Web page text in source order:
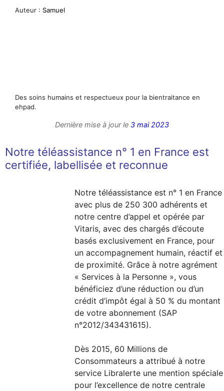
Auteur : Samuel
Des soins humains et respectueux pour la bientraitance en
ehpad.
Dernière mise à jour le 3 mai 2023
Notre téléassistance n° 1 en France est
certifiée, labellisée et reconnue
Notre téléassistance est n° 1 en France
avec plus de 250 300 adhérents et
notre centre d’appel et opérée par
Vitaris, avec des chargés d’écoute
basés exclusivement en France, pour
un accompagnement humain, réactif et
de proximité. Grâce à notre agrément
« Services à la Personne », vous
bénéficiez d’une réduction ou d’un
crédit d’impôt égal à 50 % du montant
de votre abonnement (SAP
n°2012/343431615).
Dès 2015, 60 Millions de
Consommateurs a attribué à notre
service Libralerte une mention spéciale
pour l’excellence de notre centrale